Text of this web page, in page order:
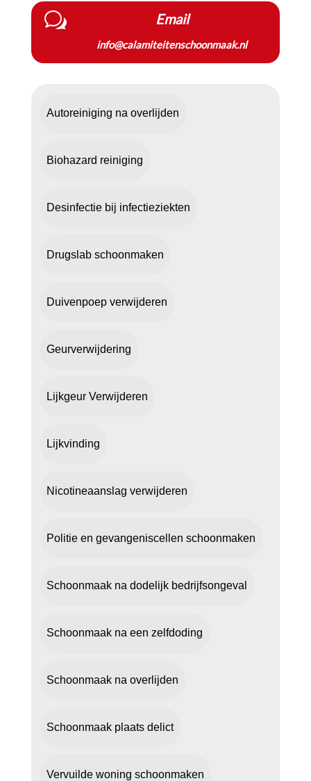
w Email
info@calamiteitenschoonmaak.nl
Autoreiniging na overlijden
Biohazard reiniging
Desinfectie bij infectieziekten
Drugslab schoonmaken
Duivenpoep verwijderen
Geurverwijdering
Lijkgeur Verwijderen
Lijkvinding
Nicotineaanslag verwijderen
Politie en gevangeniscellen schoonmaken
Schoonmaak na dodelijk bedrijfsongeval
Schoonmaak na een zelfdoding
Schoonmaak na overlijden
Schoonmaak plaats delict
Vervuilde woning schoonmaken